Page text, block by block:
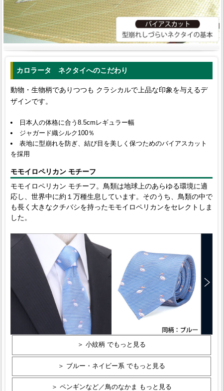
カロラータ ネクタイへのこだわり
動物・生物柄でありつつも クラシカルで上品な印象を与えるデ
ザインです。
日本人の体格に合う8.5cmレギュラー幅
ジャガード織シルク100％
表地に型崩れを防ぎ、結び目を美しく保つためのバイアスカット
を採用
モモイロペリカン モチーフ
モモイロペリカン モチーフ。鳥類は地球上のあらゆる環境に適
応し、世界中に約１万種生息しています。そのうち、鳥類の中で
も長く大きなクチバシを持ったモモイロペリカンをセレクトしま
した。
＞ 小紋柄 でもっと見る
＞ ブルー・ネイビー系 でもっと見る
＞ ペンギンなど／鳥のなかま もっと見る